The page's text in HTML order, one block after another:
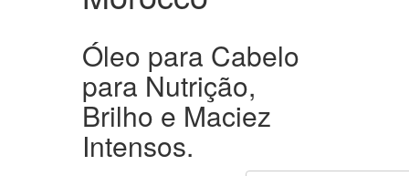
Óleo para Cabelo
para Nutrição,
Brilho e Maciez
Intensos.